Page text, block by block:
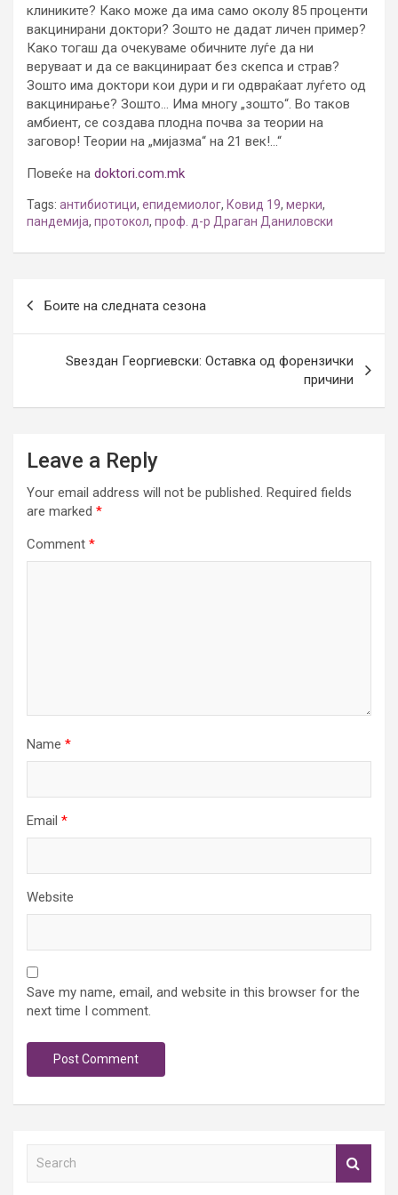
клиниките? Како може да има само околу 85 проценти
вакцинирани доктори? Зошто не дадат личен пример?
Како тогаш да очекуваме обичните луѓе да ни
веруваат и да се вакцинираат без скепса и страв?
Зошто има доктори кои дури и ги одвраќаат луѓето од
вакцинирање? Зошто… Има многу „зошто“. Во таков
амбиент, се создава плодна почва за теории на
заговор! Теории на „мијазма“ на 21 век!…“
Повеќе на doktori.com.mk
Tags: антибиотици, епидемиолог, Ковид 19, мерки,
пандемија, протокол, проф. д-р Драган Даниловски
Боите на следната сезона
Ѕвездан Георгиевски: Оставка од форензички
причини
Leave a Reply
Your email address will not be published. Required fields
are marked *
Comment *
Name *
Email *
Website
Save my name, email, and website in this browser for the
next time I comment.